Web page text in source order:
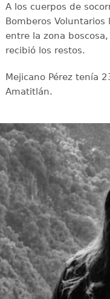
A los cuerpos de
Bomberos
entre la zona
recibió los restos.
Mejicano Pérez tenía
Amatitlán.